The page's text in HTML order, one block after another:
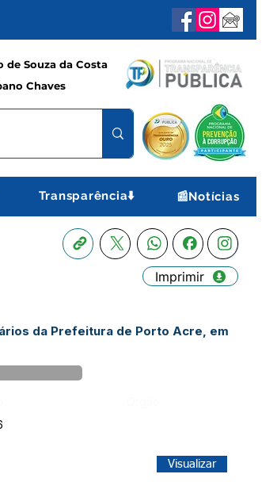
de Souza da Costa
Chaves
Transparência⬇️ 📰Notícias
Imprimir
da Prefeitura de Porto Acre, em
Visualizar